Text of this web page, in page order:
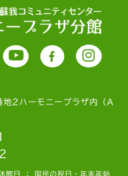
2ハーモニープラザ内（A
館日 ： 国民の祝日・年末年始